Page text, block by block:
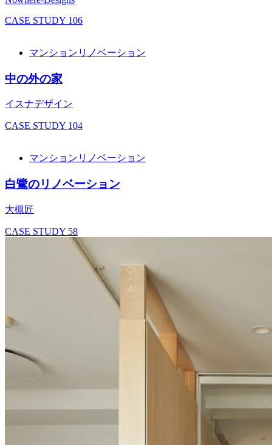
CASE STUDY 106
マンションリノベーション
中の外の家
イスナデザイン
CASE STUDY 104
マンションリノベーション
白鷺のリノベーション
大槻匠
CASE STUDY 58